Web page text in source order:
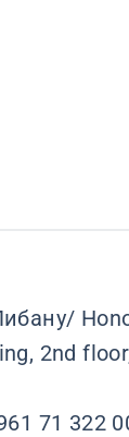
2nd
71 322